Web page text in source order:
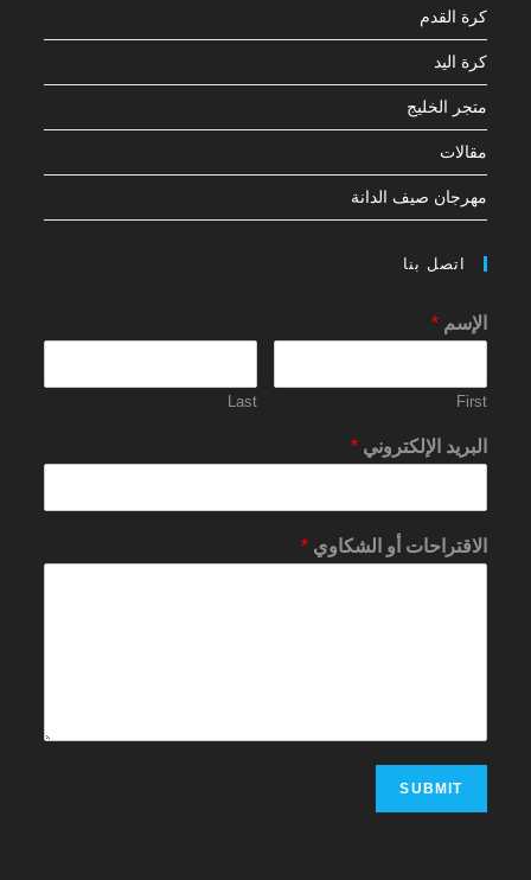
كرة القدم
كرة اليد
متجر الخليج
مقالات
مهرجان صيف الدانة
اتصل بنا
الإسم*
First
Last
البريد الإلكتروني*
الاقتراحات أو الشكاوي*
SUBMIT